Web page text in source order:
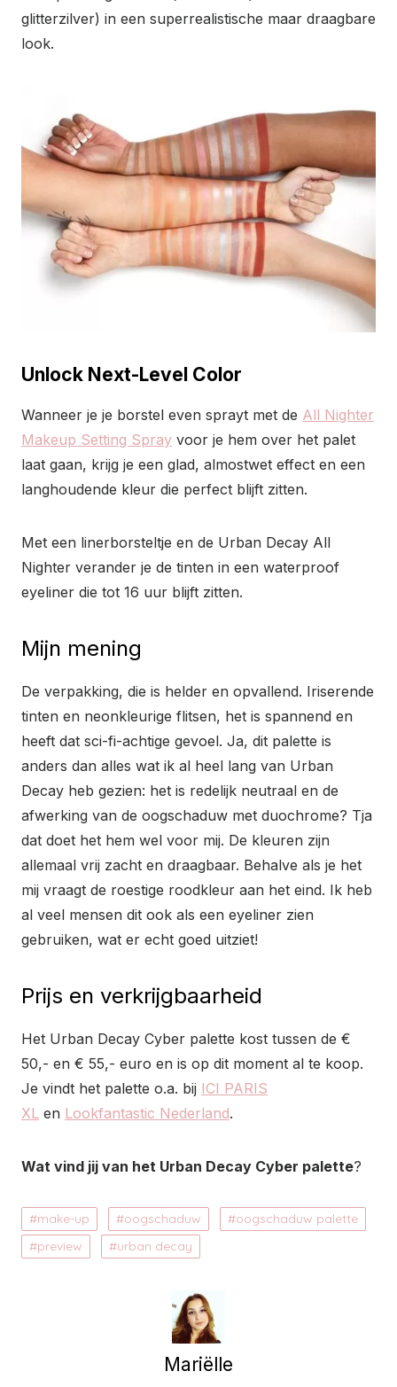
glitterzilver) in een superrealistische maar draagbare
look.
Unlock Next-Level Color
Wanneer je je borstel even sprayt met de All Nighter
Makeup Setting Spray voor je hem over het palet
laat gaan, krijg je een glad, almostwet effect en een
langhoudende kleur die perfect blijft zitten.
Met een linerborsteltje en de Urban Decay All
Nighter verander je de tinten in een waterproof
eyeliner die tot 16 uur blijft zitten.
Mijn mening
De verpakking, die is helder en opvallend. Iriserende
tinten en neonkleurige flitsen, het is spannend en
heeft dat sci-fi-achtige gevoel. Ja, dit palette is
anders dan alles wat ik al heel lang van Urban
Decay heb gezien: het is redelijk neutraal en de
afwerking van de oogschaduw met duochrome? Tja
dat doet het hem wel voor mij. De kleuren zijn
allemaal vrij zacht en draagbaar. Behalve als je het
mij vraagt de roestige roodkleur aan het eind. Ik heb
al veel mensen dit ook als een eyeliner zien
gebruiken, wat er echt goed uitziet!
Prijs en verkrijgbaarheid
Het Urban Decay Cyber palette kost tussen de €
50,- en € 55,- euro en is op dit moment al te koop.
Je vindt het palette o.a. bij ICI PARIS
XL en Lookfantastic Nederland.
Wat vind jij van het Urban Decay Cyber palette?
make-up oogschaduw
oogschaduw palette
preview
urban decay
Mariëlle